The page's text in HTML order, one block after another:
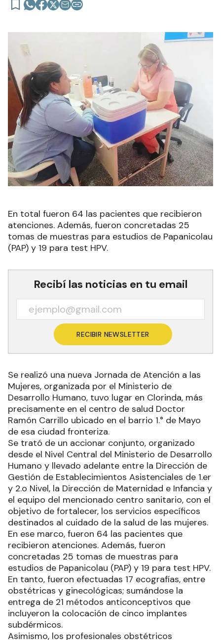
En total fueron 64 las pacientes que recibieron
atenciones. Además, fueron concretadas 25
tomas de muestras para estudios de Papanicolau
(PAP) y 19 para test HPV.
Recibí las noticias en tu email
RECIBIR NEWSLETTER
Se realizó una nueva Jornada de Atención a las
Mujeres, organizada por el Ministerio de
Desarrollo Humano, tuvo lugar en Clorinda, más
precisamente en el centro de salud Doctor
Ramón Carrillo ubicado en el barrio 1.° de Mayo
de esa ciudad fronteriza.
Se trató de un accionar conjunto, organizado
desde el Nivel Central del Ministerio de Desarrollo
Humano y llevado adelante entre la Dirección de
Gestión de Establecimientos Asistenciales de 1.er
y 2.o Nivel, la Dirección de Maternidad e Infancia y
el equipo del mencionado centro sanitario, con el
objetivo de fortalecer, los servicios específicos
destinados al cuidado de la salud de las mujeres.
En ese marco, fueron 64 las pacientes que
recibieron atenciones. Además, fueron
concretadas 25 tomas de muestras para
estudios de Papanicolau (PAP) y 19 para test HPV.
En tanto, fueron efectuadas 17 ecografías, entre
obstétricas y ginecológicas; sumándose la
entrega de 21 métodos anticonceptivos que
incluyeron la colocación de cinco implantes
subdérmicos.
Asimismo, los profesionales obstétricos